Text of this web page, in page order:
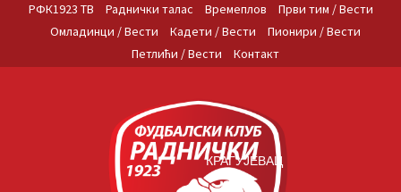
РФК1923 ТВ Раднички талас Времеплов
Први тим / Вести
Омладинци / Вести
Кадети / Вести
Пионири / Вести
Петлићи / Вести
Контакт
КРАГУЈЕВАЦ